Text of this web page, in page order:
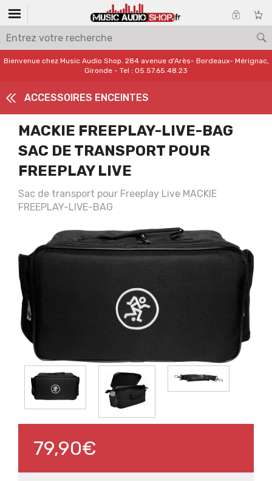
Bienvenue chez Music Audio Shop. 284 avenue d'Arès- Bordeaux- Mérignac,
Gironde - Tel : 05.57.65.48.23
ACCESSOIRES ENCEINTES
MACKIE FREEPLAY-LIVE-BAG
SAC DE TRANSPORT POUR
FREEPLAY LIVE
Sac de transport pour Freeplay Live MACKIE
FREEPLAY-LIVE-BAG
79,90€